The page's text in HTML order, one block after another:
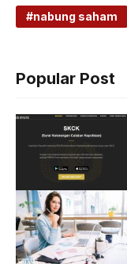
nabung saham
Popular Post